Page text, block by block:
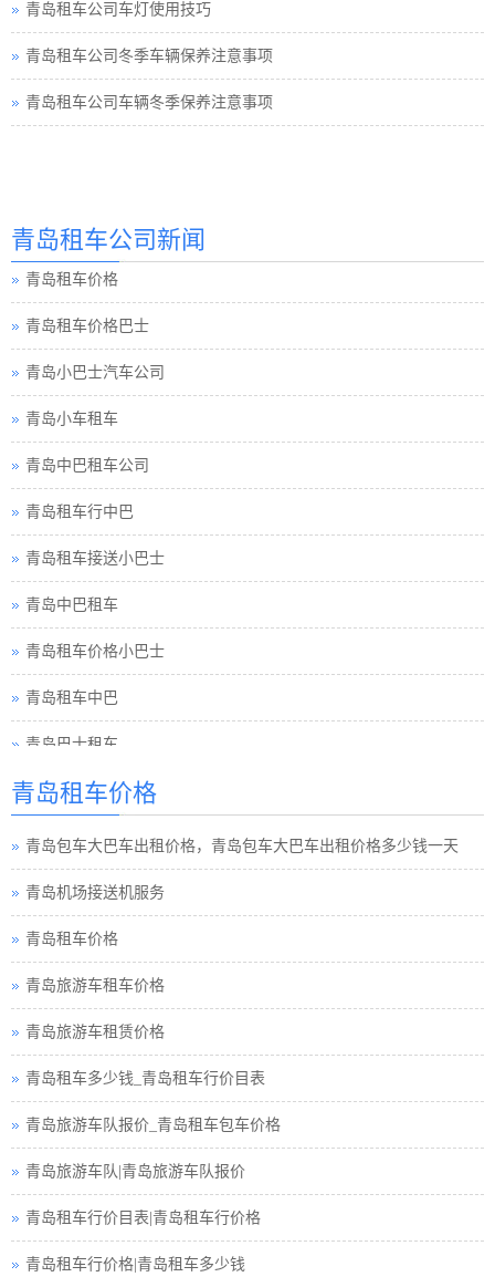
青岛租车公司车灯使用技巧
青岛租车公司冬季车辆保养注意事项
青岛租车公司车辆冬季保养注意事项
青岛租车公司新闻
青岛租车价格
青岛租车须知小车
青岛巴士租车公司
青岛小车租车公司
青岛旅游包车小车
青岛旅游小车车队
青岛租车接送小车
青岛旅游小车小车
青岛汽车租赁中巴
青岛租车行小车
青岛小车租赁公司
青岛高铁接送小车
青岛租车价格
青岛包车大巴车出租价格，青岛包车大巴车出租价格多少钱一天
青岛机场接送机服务
青岛租车价格
青岛旅游车租车价格
青岛旅游车租赁价格
青岛租车多少钱_青岛租车行价目表
青岛旅游车队报价_青岛租车包车价格
青岛旅游车队|青岛旅游车队报价
青岛租车行价目表|青岛租车行价格
青岛租车行价格|青岛租车多少钱